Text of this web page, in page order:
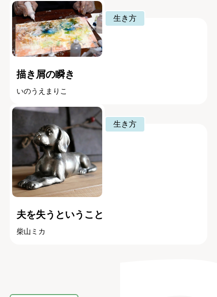
生き方
描き屑の瞬き
いのうえまりこ
生き方
夫を失うということ
柴山ミカ